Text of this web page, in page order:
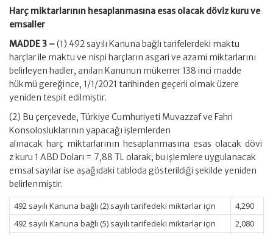
Harç miktarlarının hesaplanmasına esas olacak döviz kuru ve
emsaller
MADDE 3 –(1) 492 sayılı Kanuna bağlı tarifelerdeki maktu
harçlar ile maktu ve nispi harçların asgari ve azami miktarlarını
belirleyen hadler, anılan Kanunun mükerrer 138 inci madde
hükmü gereğince, 1/1/2021 tarihinden geçerli olmak üzere
yeniden tespit edilmiştir.
(2) Bu çerçevede, Türkiye Cumhuriyeti Muvazzaf ve Fahri
Konsolosluklarının yapacağı işlemlerden
alınacak harç miktarlarının hesaplanmasına esas olacak dövi
z kuru 1 ABD Doları = 7,88 TL olarak; bu işlemlere uygulanacak
emsal sayılar ise aşağıdaki tabloda gösterildiği şekilde yeniden
belirlenmiştir.
492 sayılı Kanuna bağlı (2) sayılı tarifedeki miktarlar için
4,290
492 sayılı Kanuna bağlı (5) sayılı tarifedeki miktarlar için
2,080